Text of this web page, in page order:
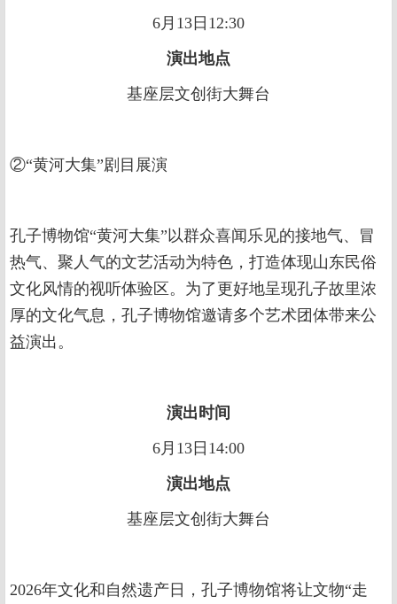
6月13日12:30
演出地点
基座层文创街大舞台
②“黄河大集”剧目展演
孔子博物馆“黄河大集”以群众喜闻乐见的接地气、冒
热气、聚人气的文艺活动为特色，打造体现山东民俗
文化风情的视听体验区。为了更好地呈现孔子故里浓
厚的文化气息，孔子博物馆邀请多个艺术团体带来公
益演出。
演出时间
6月13日14:00
演出地点
基座层文创街大舞台
2026年文化和自然遗产日，孔子博物馆将让文物“走